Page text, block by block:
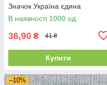
Значок Україна єдина
В наявності 1000 од.
36,90 ₴ 41 ₴
Купити
–10%